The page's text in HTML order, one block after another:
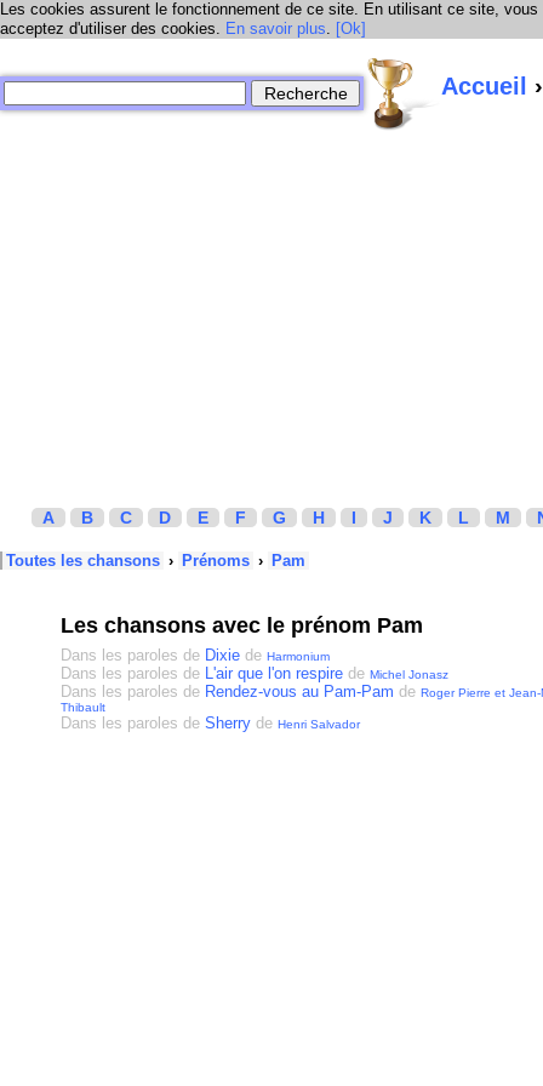
Les cookies assurent le fonctionnement de ce site. En utilisant ce site, vous
acceptez d'utiliser des cookies. En savoir plus. [Ok]
Accueil
A B C D E F G H I J K L M
Toutes les chansons › Prénoms › Pam
Les chansons avec le prénom Pam
Dans les paroles de Dixie de Harmonium
Dans les paroles de L'air que l'on respire de Michel Jonasz
Dans les paroles de Rendez-vous au Pam-Pam de Roger Pierre et Jean-
Thibault
Dans les paroles de Sherry de Henri Salvador